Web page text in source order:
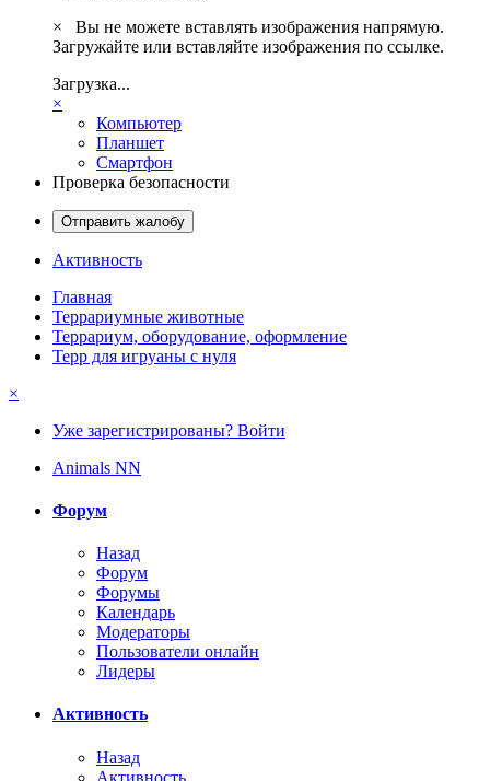
×
Вы не можете вставлять изображения напрямую.
Загружайте или вставляйте изображения по ссылке.
Загрузка...
×
Компьютер
Планшет
Смартфон
Проверка безопасности
Отправить жалобу
Активность
Главная
Террариумные животные
Террариум, оборудование, оформление
Терр для игруаны с нуля
×
Уже зарегистрированы? Войти
Animals NN
Форум
Назад
Форум
Форумы
Календарь
Модераторы
Пользователи онлайн
Лидеры
Активность
Назад
Активность